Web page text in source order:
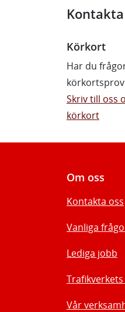
Körkort
Har du
Skriv till oss
körkort
Om oss
Kontakta oss
Vanliga
Lediga jobb
Vår